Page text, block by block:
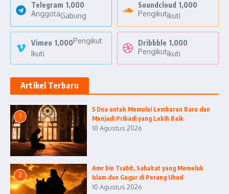
Telegram 1,000
AnggotaGabung
Soundcloud 1,000
PengikutIkuti
Vimeo 1,000Pengikut
Ikuti
Dribbble 1,000
PengikutIkuti
Artikel Terbaru
1
5 Doa untuk Memulai Lembaran Baru dan
Menjadi Pribadi yang Lebih Baik
10 Agustus 2026
2
Amr bin Tsabit, Sahabat yang Memeluk
Islam dan Gugur di Perang Uhud
10 Agustus 2026